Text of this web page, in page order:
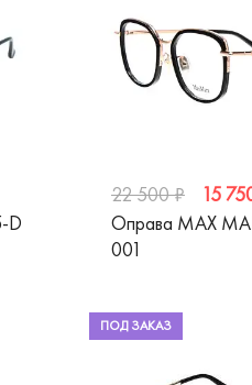
D
22 500 ₽
15
Оправа MAX
001
ПОД ЗАКАЗ